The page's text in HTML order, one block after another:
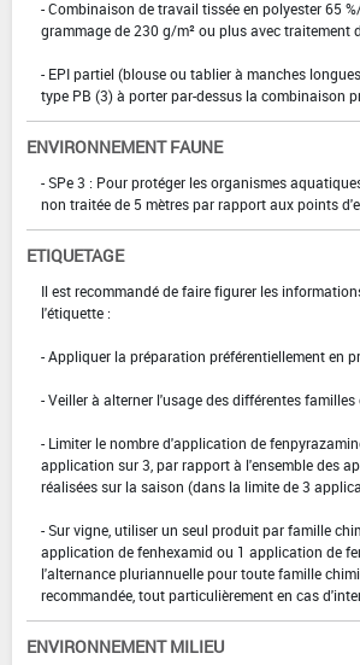
- Combinaison de travail tissée en polyester 65
grammage de 230 g/m² ou plus avec traitement
- EPI partiel (blouse ou tablier à manches
type PB (3) à porter par-dessus la combinaison
ENVIRONNEMENT FAUNE
- SPe 3 : Pour protéger les organismes
non traitée de 5 mètres par rapport aux points
ETIQUETAGE
Il est recommandé de faire figurer les
l'étiquette :
- Appliquer la préparation préférentiellement en
- Veiller à alterner l'usage des différentes familles
- Limiter le nombre d'application de
application sur 3, par rapport à l'ensemble des
réalisées sur la saison (dans la limite de 3
- Sur vigne, utiliser un seul produit par famille
application de fenhexamid ou 1 application de
l'alternance pluriannuelle pour toute famille
recommandée, tout particulièrement en cas
ENVIRONNEMENT MILIEU